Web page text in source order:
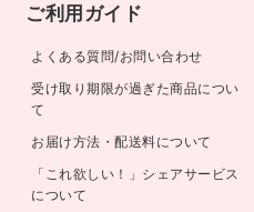
ご利用ガイド
よくある質問/お問い合わせ
受け取り期限が過ぎた商品につい
て
お届け方法・配送料について
「これ欲しい！」シェアサービス
について